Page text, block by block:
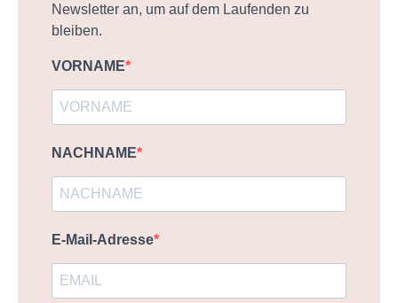
Newsletter an, um auf dem Laufenden zu
bleiben.
VORNAME
NACHNAME
E-Mail-Adresse